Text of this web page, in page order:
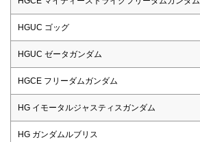
HGUC ゴッグ
HGUC ゼータガンダム
HGCE フリーダムガンダム
HG イモータルジャスティスガンダム
HG ガンダムルブリス